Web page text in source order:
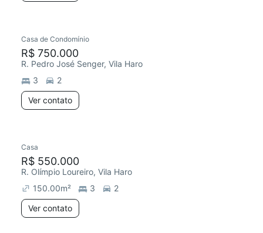
Casa de Condomínio
R$ 750.000
R. Pedro José Senger, Vila Haro
3
2
Ver contato
Casa
R$ 550.000
R. Olímpio Loureiro, Vila Haro
150.00m² 3
2
Ver contato